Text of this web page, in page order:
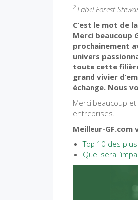
2 Label Forest
C’est le mot de
Merci beaucoup
prochainement
univers
toute cette filière
grand vivier
échange. Nous
Merci beaucoup
entreprises.
Meilleur-GF.com
Top 10 des
Quel sera